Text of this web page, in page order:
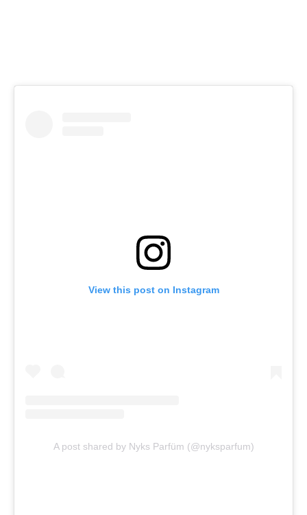
View this post on Instagram
A post shared by Nyks Parfüm (@nyksparfum)